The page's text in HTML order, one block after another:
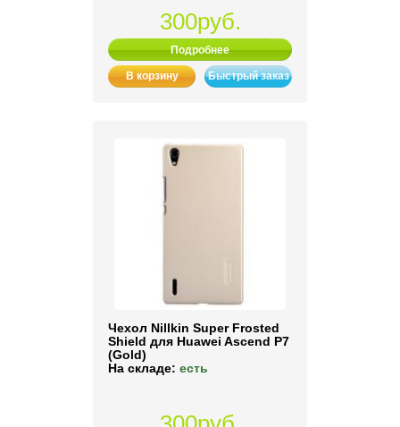
300руб.
Подробнее
В корзину Быстрый заказ
Чехол Nillkin Super Frosted
Shield для Huawei Ascend P7
(Gold)
На складе: есть